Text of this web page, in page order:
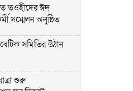
তওহীদের ঈদ
সম্মেলন অনুষ্ঠিত
সমিতির উঠান
শুরু